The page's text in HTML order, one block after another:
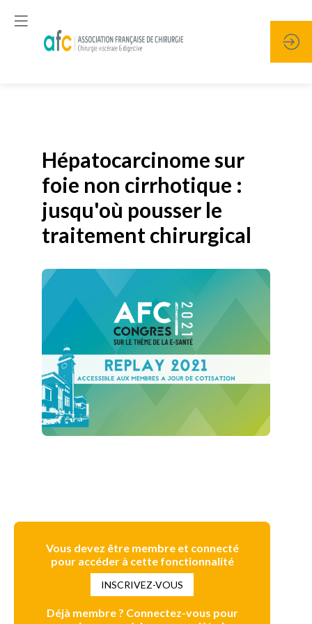
Hépatocarcinome sur
foie non cirrhotique :
jusqu'où pousser le
traitement chirurgical
Vous devez être membre et connecté
pour accéder à cette fonctionnalité
INSCRIVEZ-VOUS
Déjà membre ? Connectez-vous pour